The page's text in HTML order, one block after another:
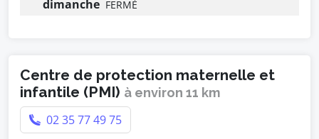
dimanche FERMÉ
Centre de protection maternelle et
infantile (PMI) à environ 11 km
02 35 77 49 75